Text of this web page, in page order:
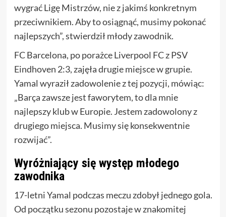
wygrać Ligę Mistrzów, nie z jakimś konkretnym
przeciwnikiem. Aby to osiągnąć, musimy pokonać
najlepszych”, stwierdził młody zawodnik.
FC Barcelona, po porażce Liverpool FC z PSV
Eindhoven 2:3, zajęła drugie miejsce w grupie.
Yamal wyraził zadowolenie z tej pozycji, mówiąc:
„Barça zawsze jest faworytem, to dla mnie
najlepszy klub w Europie. Jestem zadowolony z
drugiego miejsca. Musimy się konsekwentnie
rozwijać”.
Wyróżniający się występ młodego
zawodnika
17-letni Yamal podczas meczu zdobył jednego gola.
Od początku sezonu pozostaje w znakomitej